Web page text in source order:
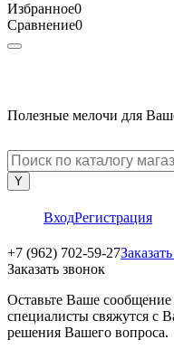
Избранное0
Сравнение0
Полезные мелочи для
ВходРегистрация
+7 (962) 702-59-27
Заказать звонок
Оставьте Ваше
специалисты свяжутся с
решения Вашего вопроса.